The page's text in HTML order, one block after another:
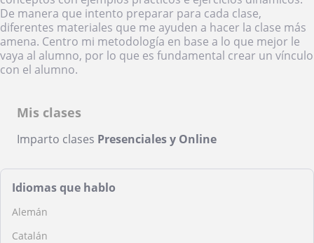
De manera que intento preparar para cada clase,
diferentes materiales que me ayuden a hacer la clase más
amena. Centro mi metodología en base a lo que mejor le
vaya al alumno, por lo que es fundamental crear un vínculo
con el alumno.
Mis clases
Imparto clases Presenciales y Online
Idiomas que hablo
Alemán
Catalán